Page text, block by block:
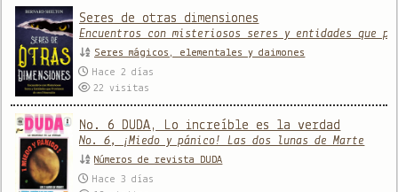
Seres de otras dimensiones
Encuentros con misteriosos seres y entidades que
Seres mágicos, elementales y daimones
Hace 2 días
22visitas
No. 6 DUDA, Lo increíble es la verdad
No. 6, ¡Miedo y pánico! Las dos lunas de Marte
Números de revista DUDA
Hace 3 días